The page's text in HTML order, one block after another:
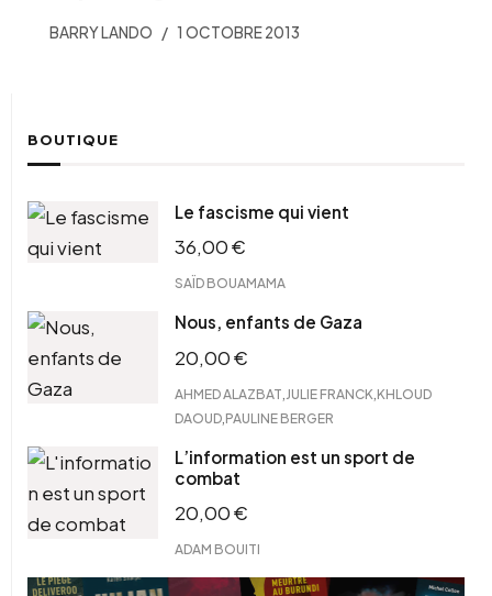
BARRY LANDO 1 OCTOBRE 2013
BOUTIQUE
Le fascisme qui vient
36,00€
SAÏD BOUAMAMA
Nous, enfants de Gaza
20,00€
AHMED ALAZBAT JULIE FRANCK KHLOUD
DAOUD PAULINE BERGER
L’information est un sport de
combat
20,00€
ADAM BOUITI